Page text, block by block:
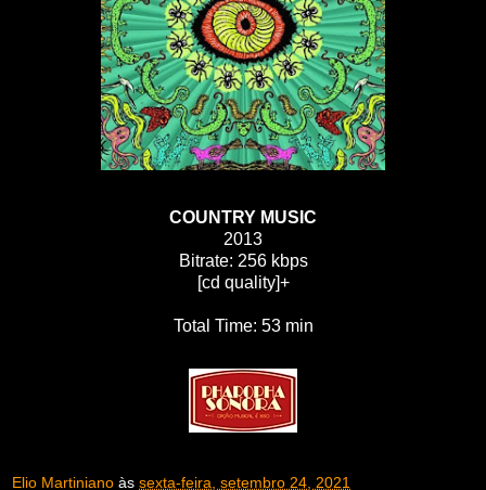
COUNTRY MUSIC
2013
Bitrate: 256 kbps
[cd quality]+
Total Time: 53 min
Elio Martiniano às sexta-feira, setembro 24, 2021